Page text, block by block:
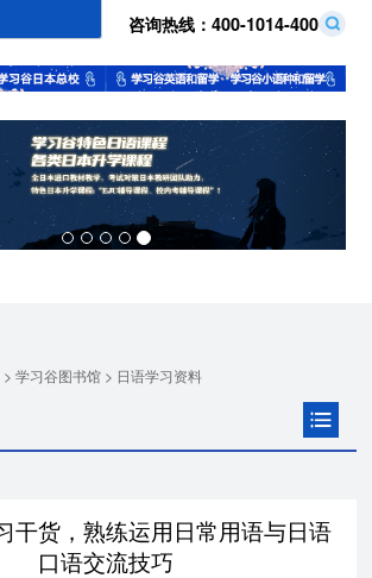
咨询热线：400-1014-400
Next
> 学习谷图书馆> 日语学习资料
干货，熟练运用日常用语与日语
口语交流技巧